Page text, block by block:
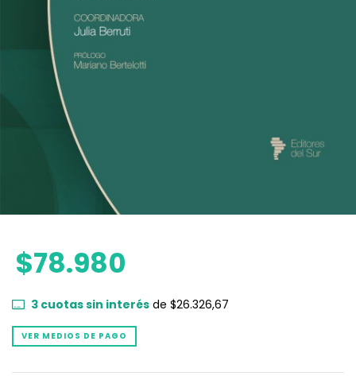
$78.980
3cuotas sin interésde $26.326,67
VER MEDIOS DE PAGO